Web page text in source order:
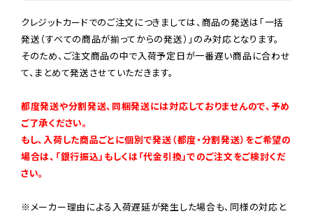
クレジットカードでのご注文につきましては、商品の発送は「一括
発送（すべての商品が揃ってからの発送）」のみ対応となります。
そのため、ご注文商品の中で入荷予定日が一番遅い商品に合わせ
て、まとめて発送させていただきます。
都度発送や分割発送、同梱発送には対応しておりませんので、予め
ご了承ください。
もし、入荷した商品ごとに個別で発送（都度・分割発送）をご希望の
場合は、「銀行振込」もしくは「代金引換」でのご注文をご検討くだ
さい。
※メーカー理由による入荷遅延が発生した場合も、同様の対応と